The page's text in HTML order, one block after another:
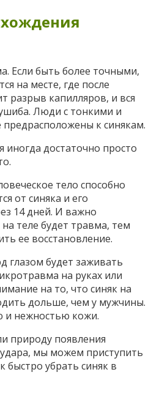
Если быть более точными,
на месте, где после
разрыв капилляров, и вся
Люди с тонкими и
к синякам.
иногда достаточно просто
тело способно
от синяка и его
14 дней. И важно
теле будет травма, тем
ее восстановление.
глазом будет заживать
на руках или
на то, что синяк на
дольше, чем у мужчины.
и нежностью кожи.
природу появления
мы можем приступить
быстро убрать синяк в